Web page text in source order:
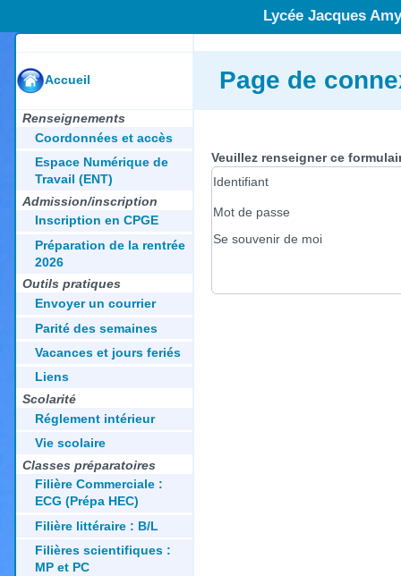
Lycée Jacques
Accueil
Renseignements
Coordonnées et accès
Espace Numérique de
Travail (ENT)
Admission/inscription
Inscription en CPGE
Préparation de la rentrée
2026
Outils pratiques
Envoyer un courrier
Parité des semaines
Vacances et jours feriés
Liens
Scolarité
Réglement intérieur
Vie scolaire
Classes préparatoires
Filière Commerciale :
ECG (Prépa HEC)
Filière littéraire : B/L
Filières scientifiques :
MP et PC
Page de
Veuillez renseigner ce
Identifiant
Mot de passe
Se souvenir de moi